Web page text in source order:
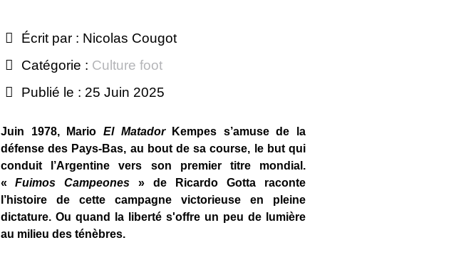
Écrit par : Nicolas Cougot
Catégorie : Culture foot
Publié le : 25 Juin 2025
Juin 1978, Mario El Matador
Kempes s’amuse de la
défense des Pays-Bas, au bout de sa course, le but qui
conduit l’Argentine vers son premier titre mondial.
« Fuimos Campeones » de Ricardo Gotta raconte
l’histoire de cette campagne victorieuse en pleine
dictature. Ou quand la liberté s'offre un peu de lumière
au milieu des ténèbres.